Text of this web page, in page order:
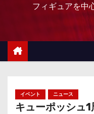
フィギュアを中
イベント ニュース
キューポッシュ